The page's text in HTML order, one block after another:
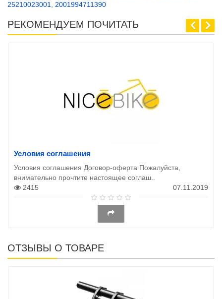
25210023001, 2001994711390
РЕКОМЕНДУЕМ ПОЧИТАТЬ
Условия соглашения
Условия соглашения Договор-оферта Пожалуйста,
внимательно прочтите настоящее соглаш..
2415
07.11.2019
ОТЗЫВЫ О ТОВАРЕ